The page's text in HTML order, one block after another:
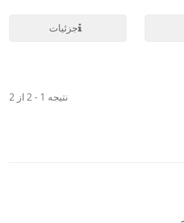
جزئیات
نتیجه 1 - 2 از 2